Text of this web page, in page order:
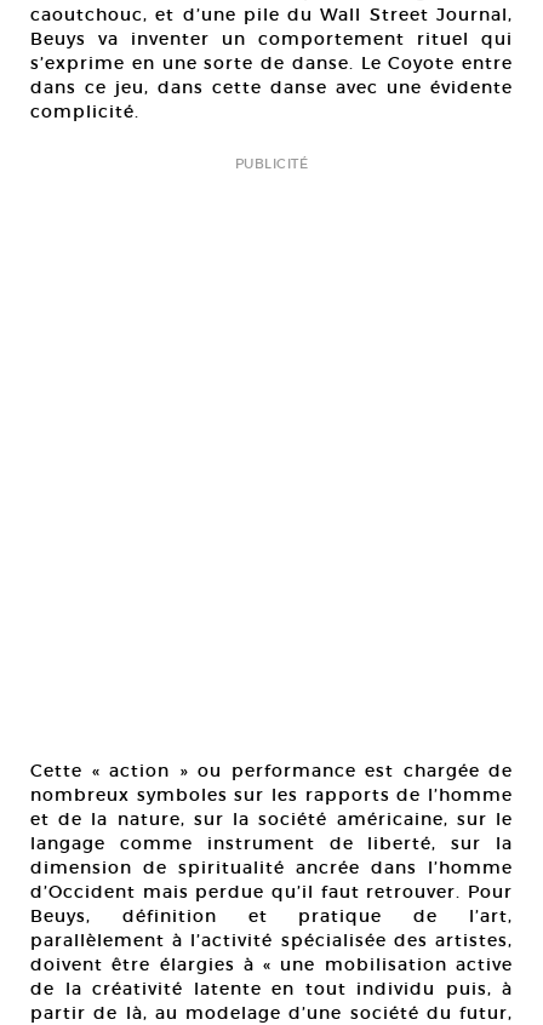
caoutchouc, et d’une pile du Wall Street Journal,
Beuys va inventer un comportement rituel qui
s’exprime en une sorte de danse. Le Coyote entre
dans ce jeu, dans cette danse avec une évidente
complicité.
PUBLICITÉ
Cette « action » ou performance est chargée de
nombreux symboles sur les rapports de l’homme
et de la nature, sur la société américaine, sur le
langage comme instrument de liberté, sur la
dimension de spiritualité ancrée dans l’homme
d’Occident mais perdue qu’il faut retrouver. Pour
Beuys, définition et pratique de l’art,
parallèlement à l’activité spécialisée des artistes,
doivent être élargies à « une mobilisation active
de la créativité latente en tout individu puis, à
partir de là, au modelage d’une société du futur,